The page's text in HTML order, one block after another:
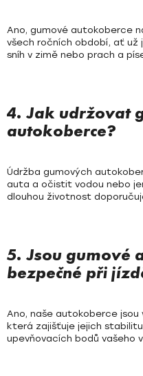
Ano, gumové autokoberce
všech ročních období, ať už
sníh v zimě nebo prach a
4. Jak udržovat
autokoberce?
Údržba gumových
auta a očistit vodou nebo
dlouhou životnost
5. Jsou gumové
bezpečné při
Ano, naše autokoberce
která zajišťuje jejich
upevňovacích bodů vašeho